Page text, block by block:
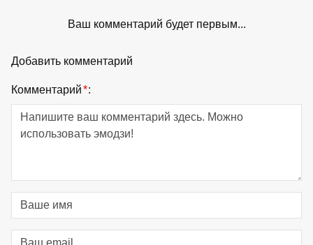
Ваш комментарий будет первым...
Добавить комментарий
Комментарий*: